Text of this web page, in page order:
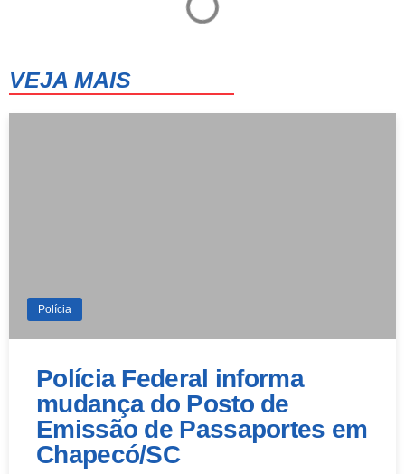
VEJA MAIS
Polícia
Polícia Federal informa
mudança do Posto de
Emissão de Passaportes em
Chapecó/SC